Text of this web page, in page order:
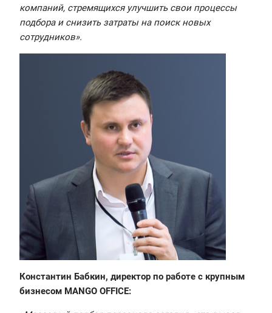
компаний, стремящихся улучшить свои процессы
подбора и снизить затраты на поиск новых
сотрудников».
Константин Бабкин, директор по работе с крупным
бизнесом MANGO OFFICE: